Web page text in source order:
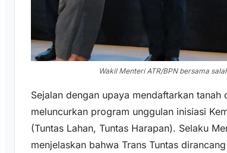
Wakil Menteri ATR/BPN bersama
Sejalan dengan upaya mendaftarkan
meluncurkan program unggulan inisiasi
(Tuntas Lahan, Tuntas Harapan). Selaku
menjelaskan bahwa Trans Tuntas